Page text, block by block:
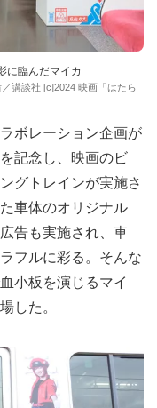
に臨んだマイカ
講談社 [c]2024 映画「はたら
ボレーション企画が
記念し、映画のビ
グトレインが実施さ
車体のオリジナル
告も実施され、車
フルに彩る。そんな
小板を演じるマイ
した。